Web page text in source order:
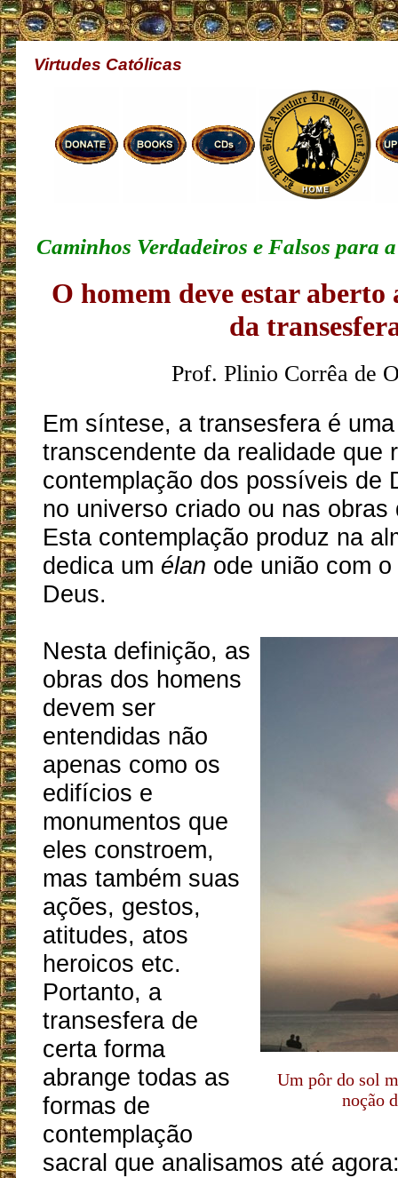
Virtudes Católicas
Caminhos Verdadeiros e Falsos para
O homem deve estar aberto
da
Prof. Plinio Corrêa de
Em síntese, a transesfera é
transcendente da realidade que
contemplação dos possíveis de
no universo criado ou nas obras
Esta contemplação produz na
dedica um élan ode união com
Deus.
Um pôr do sol
noção
Nesta definição, as
obras dos homens
devem ser
entendidas não
apenas como os
edifícios e
monumentos que
eles constroem,
mas também suas
ações, gestos,
atitudes, atos
heroicos etc.
Portanto, a
transesfera de
certa forma
abrange todas as
formas de
contemplação
sacral que analisamos até